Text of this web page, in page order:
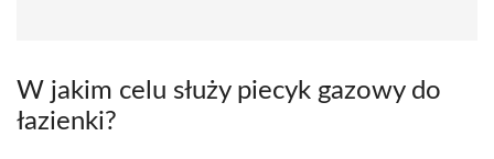
W jakim celu służy piecyk gazowy do
łazienki?